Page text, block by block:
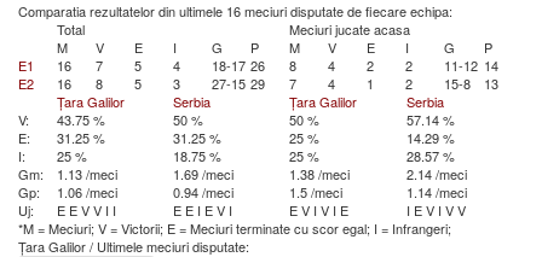
Comparatia rezultatelor din ultimele 16 meciuri disputate de fiecare echipa:
Total
Meciuri jucate acasa
M
V E I G P M V E I G
P
E1
16 7 5 4 18-17 26 8 4 2 2 11-12 14
E2
16 8 5 3 27-15 29 7 4 1 2 15-8
13
Țara Galilor
Serbia Țara Galilor
Serbia
V:
43.75 % 50 % 50 %
57.14 %
E:
31.25 % 31.25 % 25 %
14.29 %
I:
25 % 18.75 % 25 %
28.57 %
Gm:
1.13 /meci 1.69 /meci 1.38 /meci
2.14 /meci
Gp:
1.06 /meci 0.94 /meci 1.5 /meci
1.14 /meci
Uj:
E EVV I I E E I EV I EV I V I E I EV I VV
*M = Meciuri; V = Victorii; E = Meciuri terminate cu scor egal; I = Infrangeri;
Țara Galilor/ Ultimele meciuri disputate: